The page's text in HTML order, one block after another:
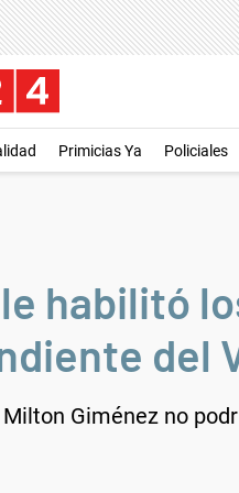
Primicias Ya Policiales
habilitó
del
Giménez no